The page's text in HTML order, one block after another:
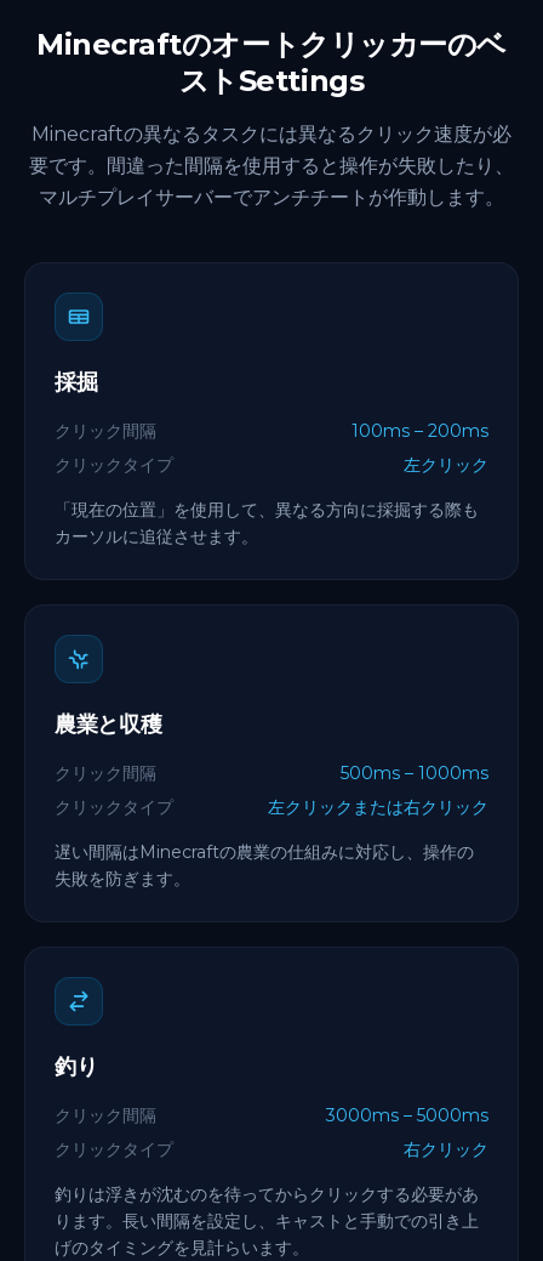
Minecraftのオートクリッカーのベ
ストSettings
Minecraftの異なるタスクには異なるクリック速度が必
要です。間違った間隔を使用すると操作が失敗したり、
マルチプレイサーバーでアンチチートが作動します。
採掘
クリック間隔
100ms – 200ms
クリックタイプ
左クリック
「現在の位置」を使用して、異なる方向に採掘する際も
カーソルに追従させます。
農業と収穫
クリック間隔
500ms – 1000ms
クリックタイプ
左クリックまたは右クリック
遅い間隔はMinecraftの農業の仕組みに対応し、操作の
失敗を防ぎます。
釣り
クリック間隔
3000ms – 5000ms
クリックタイプ
右クリック
釣りは浮きが沈むのを待ってからクリックする必要があ
ります。長い間隔を設定し、キャストと手動での引き上
げのタイミングを見計らいます。